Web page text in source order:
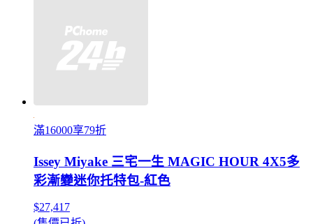
滿16000享79折
Issey Miyake 三宅一生 MAGIC HOUR 4X5多
彩漸變迷你托特包-紅色
$27,417